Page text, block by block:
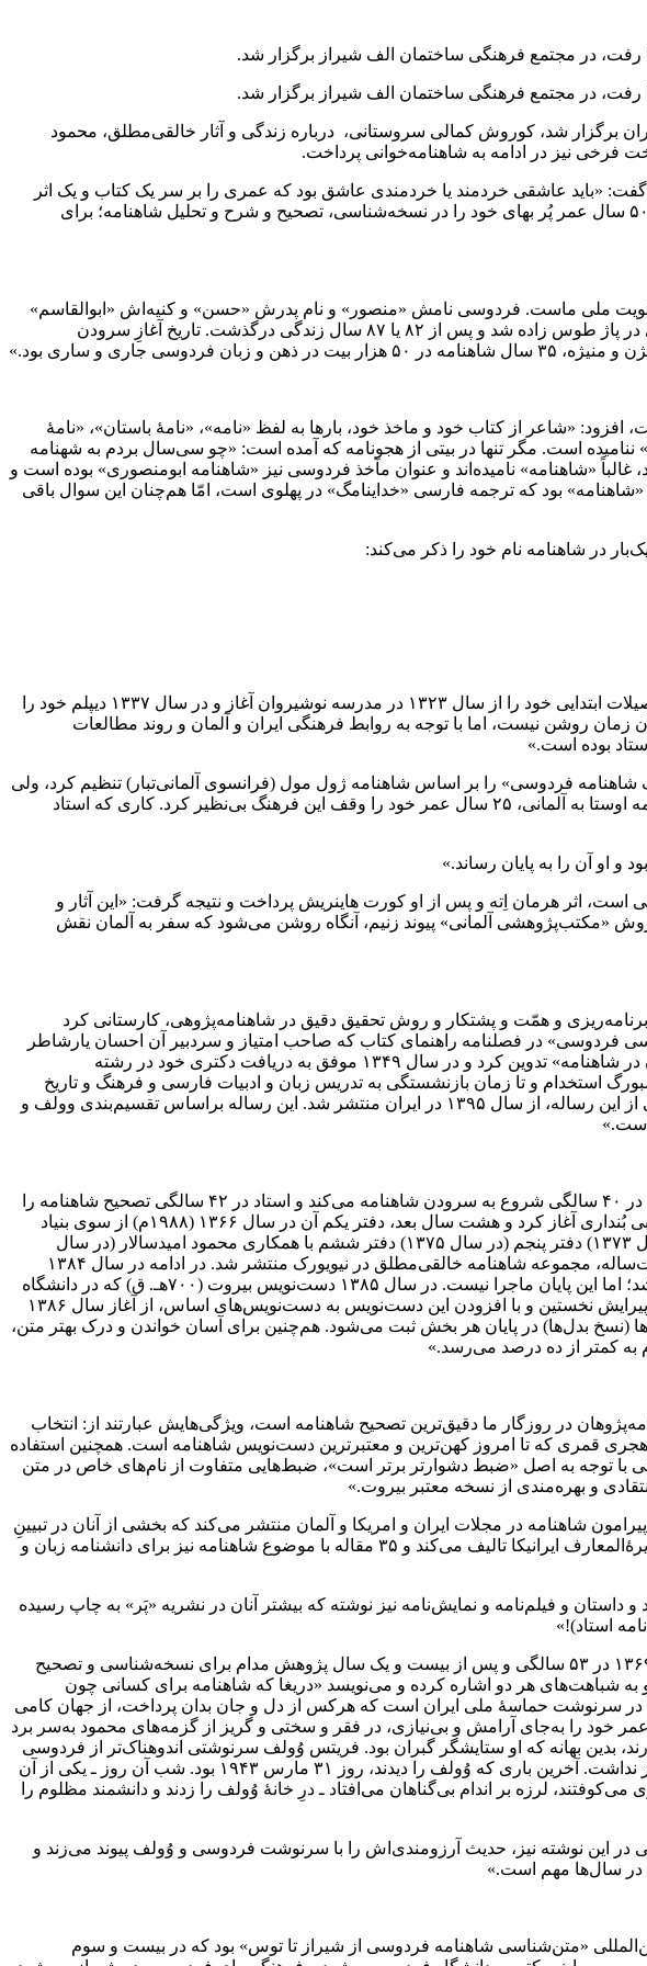
رفت، در مجتمع فرهنگی ساختمان الف شیراز برگزار شد.
رفت، در مجتمع فرهنگی ساختمان الف شیراز برگزار شد.
برگزار شد، کوروش کمالی سروستانی، درباره زندگی و آثار خالقی‌مطلق، محمود
فرخی نیز در ادامه به شاهنامه‌خوانی پرداخت.
«باید عاشقی خردمند یا خردمندی عاشق بود که عمری را بر سر یک کتاب و یک اثر
جاودانه گذاشت. حکیم فرزانه طوس ۳۵ سال عمر گرانمایه را در آفرینش شاهنامه گذراند و استاد جلال خالقی‌مطلق ۵۰ سال عمر پُر بهای خود را در نسخه‌شناسی، تصحیح و شرح و تحلیل شاهنامه؛ برای
ملی ماست. فردوسی نامش «منصور» و نام پدرش «حسن» و کنیه‌اش «ابوالقاسم»
است، و هر دو مسلمان و شیعه و پدربزرگش «فرخ» نام داشت که به باوری زردشتی بود. او به سال ۳۲۹ هجری قمری در پاژ طوس زاده شد و پس از ۸۲ یا ۸۷ سال زندگی درگذشت. تاریخ آغازِ سرودن
«شاعر از کتاب خود و ماخذ خود، بارها به لفظ «نامه»، «نامۀ باستان»، «نامۀ
ننامیده است. مگر تنها در بیتی از هجونامه که آمده است: «چو سی‌سال بردم به شهنامه
غالباً «شاهنامه» نامیده‌اند و عنوان مآخذ فردوسی نیز «شاهنامه ابومنصوری» بوده است و
«شاهنامه» بود که ترجمه فارسی «خداینامگ» در پهلوی است، امّا هم‌چنان این سوال باقی
در شاهنامه نام خود را ذکر می‌کند:
کمالی سپس به زندگی دکتر جلال خالقی‌مطلق پرداخت و توضیح داد: «وی در ۲۰ شهریور ۱۳۱۶ در تهران زاده شد. تحصیلات ابتدایی خود را از سال ۱۳۲۳ در مدرسه نوشیروان آغاز و در سال ۱۳۳۷ دیپلم خود را
روشن نیست، اما با توجه به روابط فرهنگی ایران و آلمان و روند مطالعات
بوده است.»
فردوسی» را بر اساس شاهنامه ژول مول (فرانسوی آلمانی‌تبار) تنظیم کرد، ولی
در کنار آن متن شاهنامه چاپ ترنرماکان (مَکَن) و شاهنامه چاپ فولرس را موردنظر قرار داد. وولف پس از پایان ترجمه اوستا به آلمانی، ۲۵ سال عمر خود را وقف این فرهنگ بی‌نظیر کرد. کاری که استاد
او آن را به پایان رساند.»
اثر هرمان اِته و پس از او کورت هاینریش پرداخت و نتیجه گرفت: «این آثار و
«مکتب‌پژوهشی آلمانی» پیوند زنیم، آنگاه روشن می‌شود که سفر به آلمان نقش
و همّت و پشتکار و روش تحقیق دقیق در شاهنامه‌پژوهی، کارستانی کرد
فردوسی» در فصلنامه راهنمای کتاب که صاحب امتیاز و سردبیر آن احسان یارشاطر
بود، منتشر شد. «بررسی نسخ خطی شاهنامه» را برای طرح تصحیح خود آغاز و پایان‌نامه دکتری خود را با عنوان «زنان در شاهنامه» تدوین کرد و در سال ۱۳۴۹ موفق به دریافت دکتری خود در رشته
شد و از سال ۱۳۵۰ در بخش ایران‌شناسی دانشگاه هامبورگ استخدام و تا زمان بازنشستگی به تدریس زبان و ادبیات فارسی و فرهنگ و تاریخ
ایران پرداخت. متن آلمانی «زنان در شاهنامه» در سال ۱۳۵۰ (۱۹۷۱م) در فرایبورگ به چاپ رسید و سه ترجمۀ فارسی از این رساله، از سال ۱۳۹۵ در ایران منتشر شد. این رساله براساس تقسیم‌بندی وولف و
کمالی توضیح داد: «در سال ۱۳۵۸ پس از ده سال بررسیِ پنجاه نسخۀ خطی شاهنامه، تصحیح آن را آغاز کرد. فردوسی در ۴۰ سالگی شروع به سرودن شاهنامه می‌کند و استاد در ۴۲ سالگی تصحیح شاهنامه را
بر پایه ۱۲ نسخه اصلی که قدیمی‌ترین آن دست‌نویس فلورانس مورخ ۶۱۴ بود و سه دست‌نویس غیراصلی و ترجمه عربی بُنداری آغاز کرد و هشت سال بعد، دفتر یکم آن در سال ۱۳۶۶ (۱۹۸۸م) از سوی بنیاد
میراث ایران در نیویورک منتشر شد. با انتشار دفتر دوم (در سال ۱۳۶۹) دفتر سوم (در سال ۱۳۷۱) دفتر چهارم (در سال ۱۳۷۳) دفتر پنجم (در سال ۱۳۷۵) دفتر ششم با همکاری محمود امیدسالار (در سال
۱۳۸۴) دفتر هفتم با همکاری ابوالفضل خطیبی (در سال ۱۳۸۶) و با انتشار دفتر هشتم در سال ۱۳۸۶، در یک دوره بیست‌ساله، مجموعه شاهنامه خالقی‌مطلق در نیویورک منتشر شد. در ادامه در سال ۱۳۸۴
بخش یکم «یادداشت‌های شاهنامه» در سال ۱۳۸۵ بخش دوم و در سال ۱۳۸۷ بخش سوم و چهارم یادداشت‌ها منتشر شد؛ اما این پایان ماجرا نیست. در سال ۱۳۸۵ دست‌نویس بیروت (۷۰۰هـ. ق) که در دانشگاه
سن ژوزف بیروت نگهداری می‌شود، کشف شد و بر آن می‌شود که با تکیه به آزمون‌های اندوخته پس از فراغت از کار پیرایش نخستین و با افزودن این دست‌نویس به دست‌نویس‌های اساس، از آغاز سال ۱۳۸۶
پیرایش نخست، گزیده دگر نوشت‌ها (نسخ بدل‌ها) در پایان هر بخش ثبت می‌شود. هم‌چنین برای آسان خواندن و درک بهتر متن،
به کمتر از ده درصد می‌رسد.»
در روزگار ما دقیق‌ترین تصحیح شاهنامه است، ویژگی‌هایش عبارتند از: انتخاب
بهترین دست‌نویس‌های‌ شاهنامه از میان پنجاه نسخه بررسی شده و اساس قراردادن دست‌نویس فلورانس مورخ ۶۱۴ هجری قمری که تا امروز کهن‌ترین و معتبرترین دست‌نویس شاهنامه است. همچنین استفاده
علمی – انتقادی – تحقیقی با توجه به اصل «ضبط دشوارتر برتر است»، ضبط‌هایی متفاوت از نام‌های خاص در متن
و بهره‌مندی از نسخه معتبر بیروت.»
توضیح داد: «از سال ۱۳۴۸ تا سال ۱۳۹۸ (پنجاه سال) علاوه‌بر این کار سترگ، استاد بیش از ۱۰۰ مقاله پیرامون شاهنامه در مجلات ایران و امریکا و آلمان منتشر می‌کند که بخشی از آنان در تبیینِ
یافته‌های جدید او، در تصحیح شاهنامه بوده است. علاوه بر این، ۷۳ مقاله در رابطه با شاهنامه به زبان انگلیسی برای دایرۀ‌المعارف ایرانیکا تالیف می‌کند و ۳۵ مقاله با موضوع شاهنامه نیز برای دانشنامه زبان و
و فیلم‌نامه و نمایش‌نامه نیز نوشته که بیشتر آنان در نشریه «پَر» به چاپ رسیده
استاد)!»
او به شباهت زندگی فِریتس وُولف و فردوسی به باور خالقی مطلق اشاره کرد و افزود: «استاد خالقی‌مطلق در سال ۱۳۶۹ در ۵۳ سالگی و پس از بیست و یک سال پژوهش مدام برای نسخه‌شناسی و تصحیح
به شباهت‌های هر دو اشاره کرده و می‌نویسد «دریغا که شاهنامه برای کسانی چون
در سرنوشت حماسۀ ملی ایران است که هرکس از دل و جان بدان پرداخت، از جهان کامی
خود را به‌جای آرامش و بی‌نیازی، در فقر و سختی و گریز از گزمه‌های محمود به‌سر برد
بدین بهانه که او ستایشگر گبران بود. فریتس وُولف سرنوشتی اندوهناک‌تر از فردوسی
داشت. او از دین یهود به مذهب پروتستان گرویده بود، ولی این حقیقت، خونخواران ددمنشِ نازی را از ریختن خون او باز نداشت. آخرین باری که وُولف را دیدند، روز ۳۱ مارس ۱۹۴۳ بود. شب آن روز ـ یکی از آن
لرزه بر اندام بی‌گناهان می‌افتاد ـ درِ خانۀ وُولف را زدند و دانشمند مظلوم را
این نوشته نیز، حدیث آرزومندی‌اش را با سرنوشت فردوسی و وُولف پیوند می‌زند و
در سال‌ها مهم است.»
«متن‌شناسی شاهنامه فردوسی از شیراز تا توس» بود که در بیست و سوم